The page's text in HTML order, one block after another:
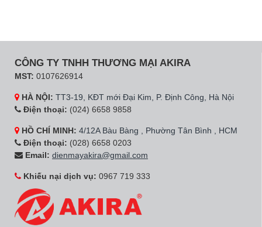
CÔNG TY TNHH THƯƠNG MẠI AKIRA
MST: 0107626914
HÀ NỘI: TT3-19, KĐT mới Đại Kim, P. Định Công, Hà Nội
Điện thoại: (024) 6658 9858
HỒ CHÍ MINH: 4/12A Bàu Bàng , Phường Tân Bình , HCM
Điện thoại: (028) 6658 0203
Email: dienmayakira@gmail.com
Khiếu nại dịch vụ: 0967 719 333